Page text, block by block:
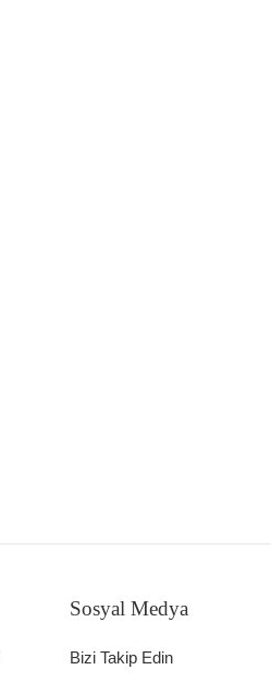
Sosyal Medya
Bizi Takip Edin